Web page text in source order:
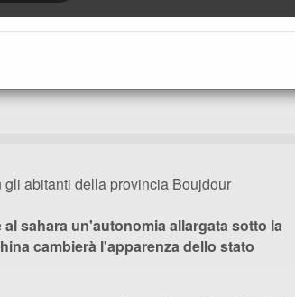
abitanti della provincia Boujdour
sahara un'autonomia allargata sotto la
cambierà l'apparenza dello stato